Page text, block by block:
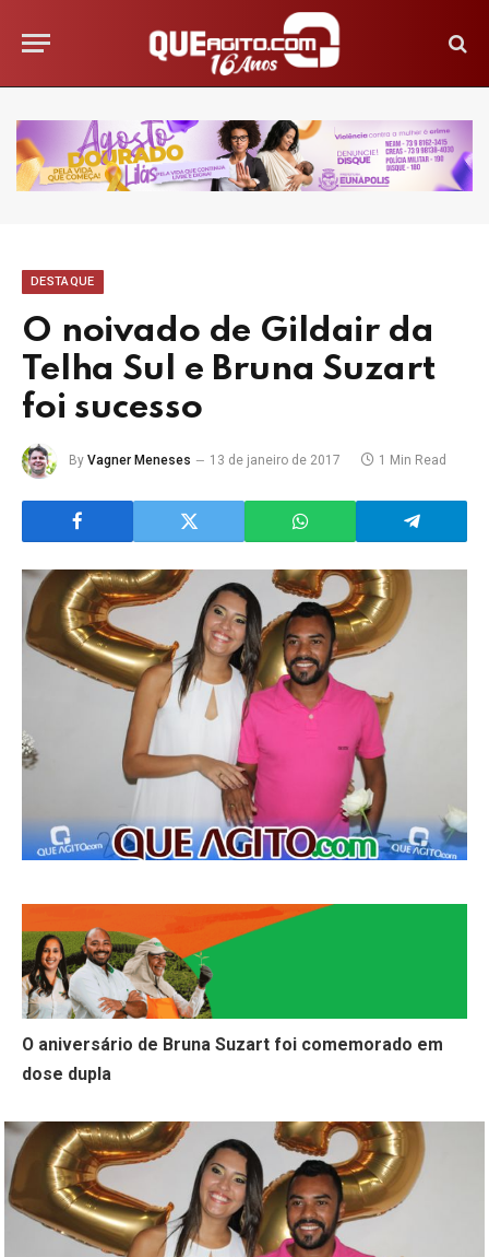
DESTAQUE
O noivado de Gildair da
Telha Sul e Bruna Suzart
foi sucesso
By Vagner Meneses 13 de janeiro de 2017 1 Min Read
O aniversário de Bruna Suzart foi comemorado em
dose dupla